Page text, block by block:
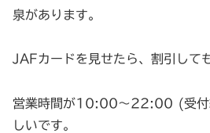
泉があります。
JAFカードを見せたら、割引して
営業時間が10:00〜22:00 (受
しいです。